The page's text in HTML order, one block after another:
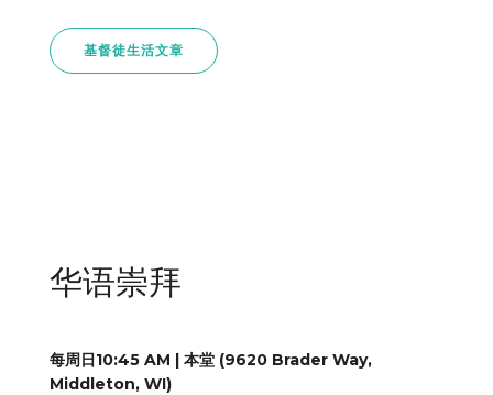
基督徒生活文章
华语崇拜
每周日10:45 AM | 本堂 (9620 Brader Way,
Middleton, WI)